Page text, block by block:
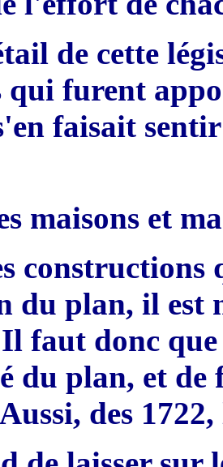
de cette
qui furent
'en faisait sentir
maisonset ma
du plan, il est
faut donc
du plan, et de
des